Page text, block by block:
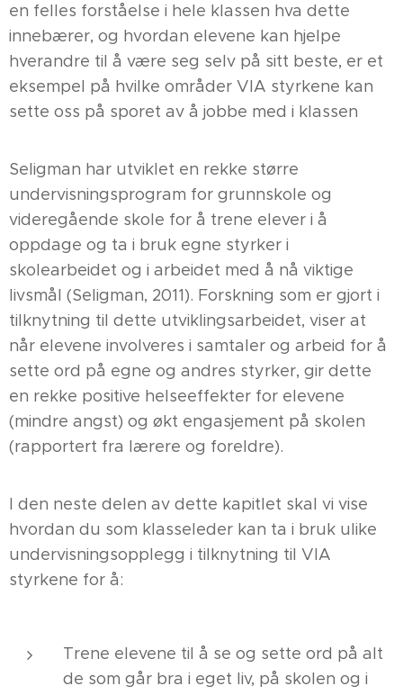
en felles forståelse i hele klassen hva dette
innebærer, og hvordan elevene kan hjelpe
hverandre til å være seg selv på sitt beste, er et
eksempel på hvilke områder VIA styrkene kan
sette oss på sporet av å jobbe med i klassen
Seligman har utviklet en rekke større
undervisningsprogram for grunnskole og
videregående skole for å trene elever i å
oppdage og ta i bruk egne styrker i
skolearbeidet og i arbeidet med å nå viktige
livsmål (Seligman, 2011). Forskning som er gjort i
tilknytning til dette utviklingsarbeidet, viser at
når elevene involveres i samtaler og arbeid for å
sette ord på egne og andres styrker, gir dette
en rekke positive helseeffekter for elevene
(mindre angst) og økt engasjement på skolen
(rapportert fra lærere og foreldre).
I den neste delen av dette kapitlet skal vi vise
hvordan du som klasseleder kan ta i bruk ulike
undervisningsopplegg i tilknytning til VIA
styrkene for å:
Trene elevene til å se og sette ord på alt
de som går bra i eget liv, på skolen og i